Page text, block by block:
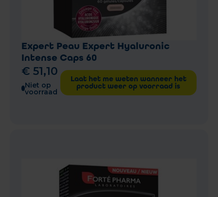
Expert Peau Expert Hyaluronic
Intense Caps 60
€ 51,10
Niet op
voorraad
Laat het me weten wanneer het
product weer op voorraad is